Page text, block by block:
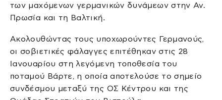
των μαχόμενων γερμανικών δυνάμεων στην Αν.
Πρωσία και τη Βαλτική.
Ακολουθώντας τους υποχωρούντες Γερμανούς,
οι σοβιετικές φάλαγγες επιτέθηκαν στις 28
Ιανουαρίου στη λεγόμενη τοποθεσία του
ποταμού Βάρτε, η οποία αποτελούσε το σημείο
συνδέσμου μεταξύ της ΟΣ Κέντρου και της